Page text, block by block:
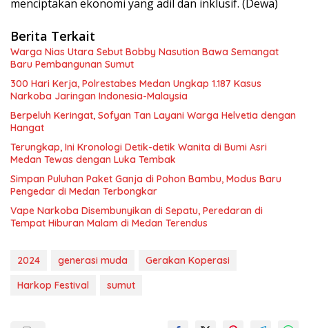
menciptakan ekonomi yang adil dan inklusif. (Dewa)
Berita Terkait
Warga Nias Utara Sebut Bobby Nasution Bawa Semangat
Baru Pembangunan Sumut
300 Hari Kerja, Polrestabes Medan Ungkap 1.187 Kasus
Narkoba Jaringan Indonesia-Malaysia
Berpeluh Keringat, Sofyan Tan Layani Warga Helvetia dengan
Hangat
Terungkap, Ini Kronologi Detik-detik Wanita di Bumi Asri
Medan Tewas dengan Luka Tembak
Simpan Puluhan Paket Ganja di Pohon Bambu, Modus Baru
Pengedar di Medan Terbongkar
Vape Narkoba Disembunyikan di Sepatu, Peredaran di
Tempat Hiburan Malam di Medan Terendus
2024 generasi muda
Gerakan Koperasi
Harkop Festival
sumut